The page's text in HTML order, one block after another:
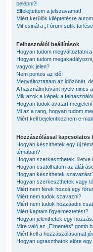
belépni?!
Elfelejtettem a jelszavamat!
Miért kerülök kiléptetésre
Mit csinál a „Fórum sütik
Felhasználói beállítások
Hogyan tudom megváltoztatni
Hogyan tudom
vagyok jelen?
Nem pontos az idő!
Megváltoztattam az időzónát,
A használni kívánt nyelv nincs
Mik azok a képek a
Hogyan tudok avatart
Mi az a rang, hogyan tudom
Miért kell bejelentkeznem e-
Hozzászólással kapcsolatos
Hogyan készíthetek egy új
témában?
Hogyan szerkeszthetek,
Hogyan csatolhatom az
Hogyan készíthetek
Hogyan szerkeszthetek vagy
Miért nem férek hozzá egy
Miért nem tudok szavazni?
Miért nem tudok hozzáadni
Miért kaptam figyelmeztetést?
Hogyan jelenthetek egy
Mire való az „Elmentés” gomb
Miért kell a hozzászólásomat
Hogyan ugraszthatok előre egy